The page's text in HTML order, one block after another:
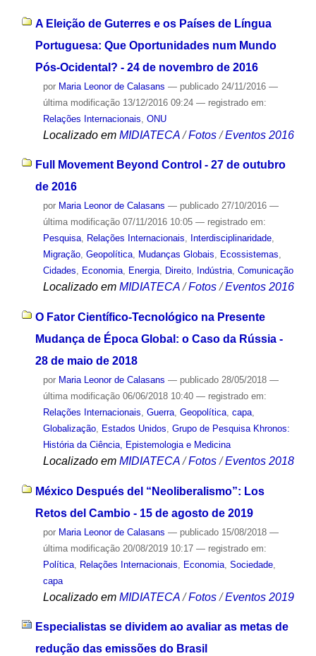
A Eleição de Guterres e os Países de Língua
Portuguesa: Que Oportunidades num Mundo
Pós-Ocidental? - 24 de novembro de 2016
por Maria Leonor de Calasans — publicado24/11/2016 —
última modificação13/12/2016 09:24 — registrado em:
Relações Internacionais ONU
Localizado em MIDIATECA /Fotos /Eventos 2016
Full Movement Beyond Control - 27 de outubro
de 2016
por Maria Leonor de Calasans — publicado27/10/2016 —
última modificação07/11/2016 10:05 — registrado em:
Pesquisa, Relações Internacionais, Interdisciplinaridade,
Migração, Geopolítica, Mudanças Globais, Ecossistemas,
Cidades, Economia, Energia, Direito, Indústria, Comunicação
Localizado em MIDIATECA /Fotos /Eventos 2016
O Fator Científico-Tecnológico na Presente
Mudança de Época Global: o Caso da Rússia -
28 de maio de 2018
por Maria Leonor de Calasans — publicado28/05/2018 —
última modificação06/06/2018 10:40 — registrado em:
Relações Internacionais, Guerra, Geopolítica, capa,
Globalização, Estados Unidos, Grupo de Pesquisa Khronos:
História da Ciência, Epistemologia e Medicina
Localizado em MIDIATECA /Fotos /Eventos 2018
México Después del “Neoliberalismo”: Los
Retos del Cambio - 15 de agosto de 2019
por Maria Leonor de Calasans — publicado15/08/2018 —
última modificação20/08/2019 10:17 — registrado em:
Política, Relações Internacionais Economia, Sociedade,
capa
Localizado em MIDIATECA /Fotos /Eventos 2019
Especialistas se dividem ao avaliar as metas de
redução das emissões do Brasil